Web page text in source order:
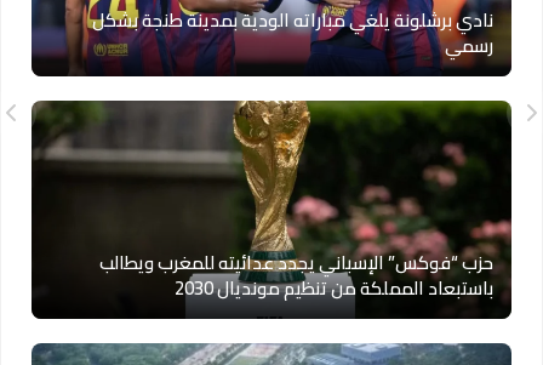
نادي برشلونة يلغي مباراته الودية بمدينة طنجة بشكل
رسمي
حزب “فوكس” الإسباني يجدد عدائيته للمغرب ويطالب
باستبعاد المملكة من تنظيم مونديال 2030